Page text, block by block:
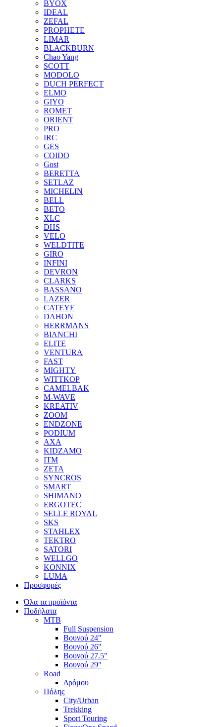
BYOX
IDEAL
ZEFAL
PROPHETE
LIMAR
BLACKBURN
Chao Yang
SCOTT
MODOLO
DUCH PERFECT
ELMO
GIYO
ROMET
ORIENT
PRO
IRC
GES
COIDO
Gost
BERETTA
SETLAZ
MICHELIN
BELL
BETO
XLC
DHS
VELO
WELDTITE
GIRO
INFINI
DEVRON
CLARKS
BASSANO
LAZER
CATEYE
DAHON
HERRMANS
BIANCHI
ELITE
VENTURA
FAST
MIGHTY
WITTKOP
CAMELBAK
M-WAVE
KREATIV
ZOOM
ENDZONE
PODIUM
AXA
KIDZAMO
ITM
ZETA
SYNCROS
SMART
SHIMANO
ERGOTEC
SELLE ROYAL
SKS
STAHLEX
TEKTRO
SATORI
WELLGO
KONNIX
LUMA
Προσφορές
Όλα τα προϊόντα
Ποδήλατα
MTB
Full Suspension
Βουνού 24"
Βουνού 26"
Βουνού 27.5"
Βουνού 29"
Road
Δρόμου
Πόλης
City/Urban
Trekking
Sport Touring